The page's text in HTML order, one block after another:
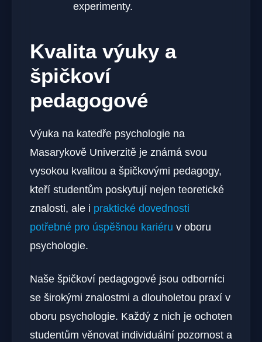
experimenty.
Kvalita výuky a
špičkoví
pedagogové
Výuka na katedře psychologie na
Masarykově Univerzitě je známá svou
vysokou kvalitou a špičkovými pedagogy,
kteří studentům poskytují nejen teoretické
znalosti, ale i praktické dovednosti
potřebné pro úspěšnou kariéru v oboru
psychologie.
Naše špičkoví pedagogové jsou odborníci
se širokými znalostmi a dlouholetou praxí v
oboru psychologie. Každý z nich je ochoten
studentům věnovat individuální pozornost a